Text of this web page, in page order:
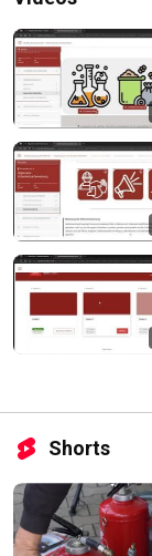
Shorts